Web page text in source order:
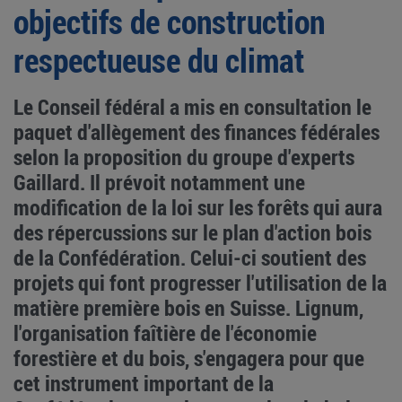
objectifs de construction
respectueuse du climat
Le Conseil fédéral a mis en consultation le
paquet d'allègement des finances fédérales
selon la proposition du groupe d'experts
Gaillard. Il prévoit notamment une
modification de la loi sur les forêts qui aura
des répercussions sur le plan d'action bois
de la Confédération. Celui-ci soutient des
projets qui font progresser l'utilisation de la
matière première bois en Suisse. Lignum,
l'organisation faîtière de l'économie
forestière et du bois, s'engagera pour que
cet instrument important de la